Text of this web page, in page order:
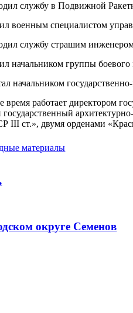
службу в Подвижной
военным специалистом
службу страшим
начальником группы
начальником
время работает директором
III ст.», двумя орденами
материалы
округе Семенов